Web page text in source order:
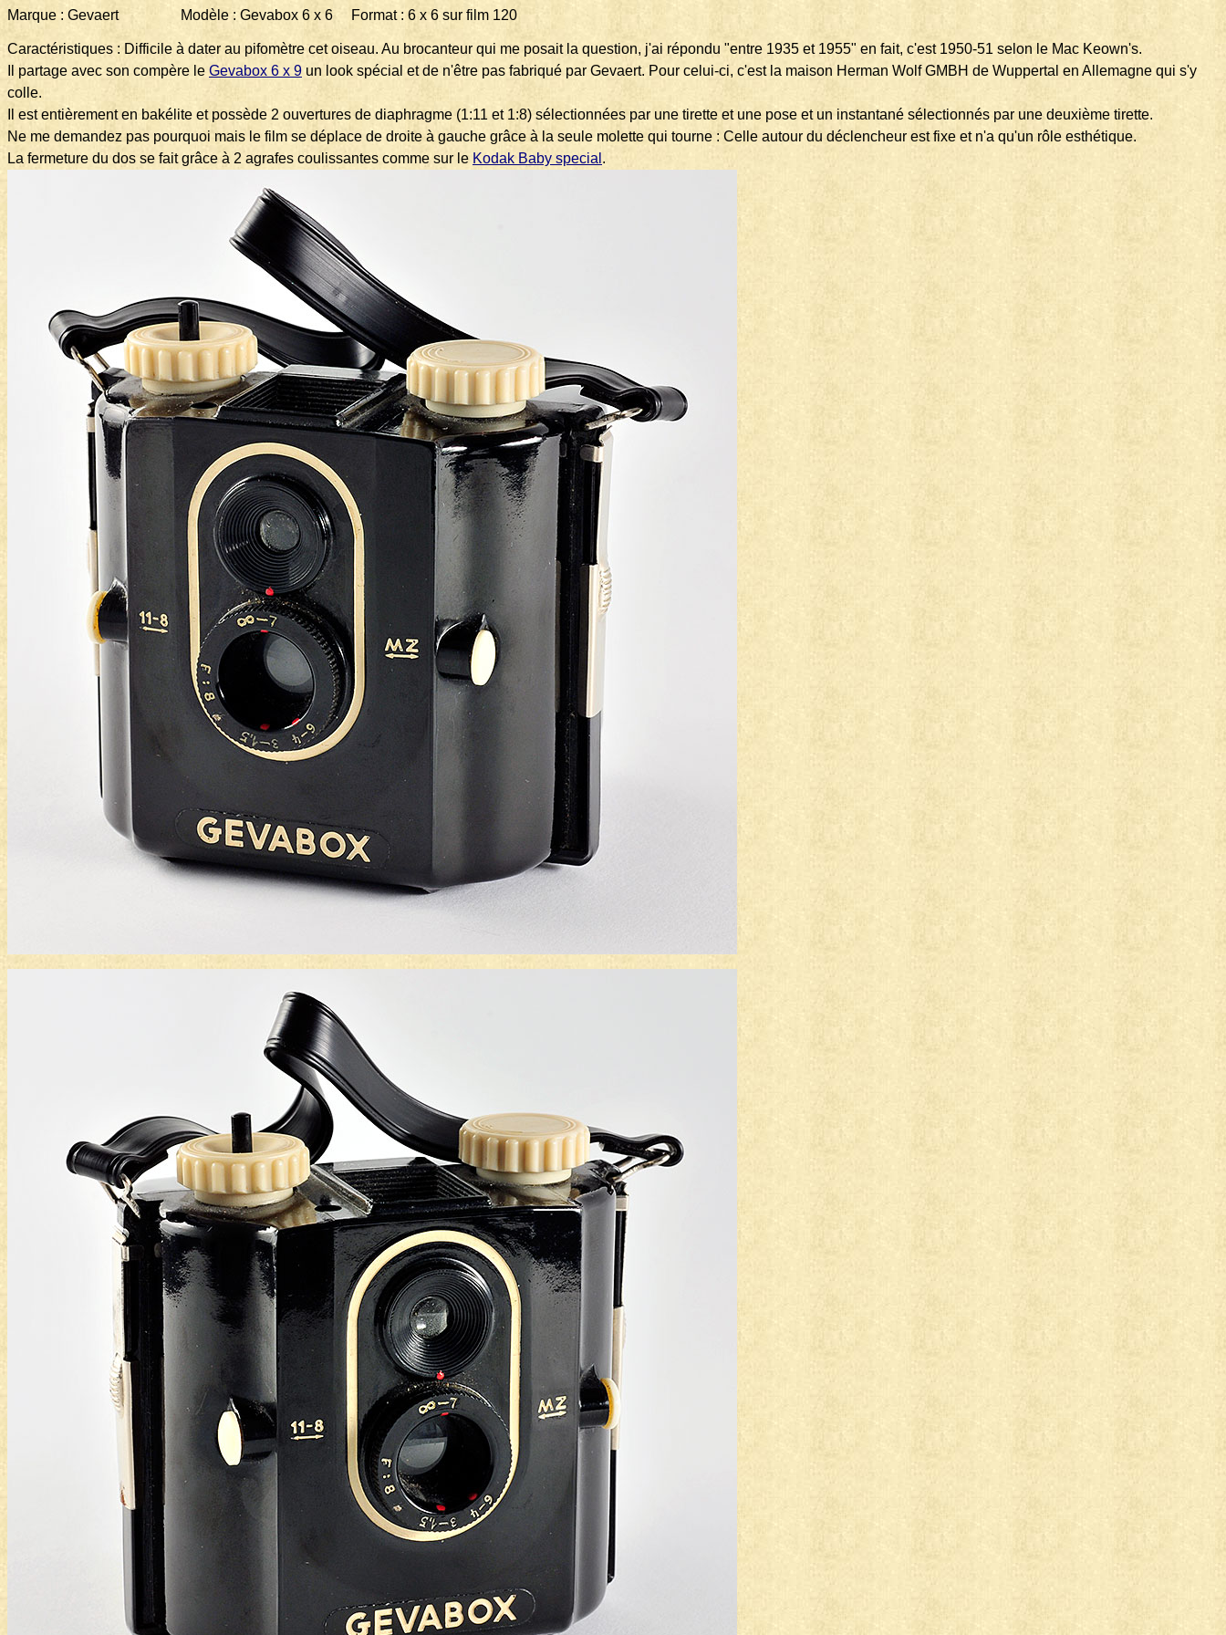
Marque : Gevaert Modèle : Gevabox 6 x 6 Format : 6 x 6 sur film 120
Caractéristiques : Difficile à dater au pifomètre cet oiseau. Au brocanteur qui me posait la question, j'ai répondu "entre 1935 et 1955" en fait, c'est 1950-51 selon le Mac Keown's.
Il partage avec son compère le Gevabox 6 x 9 un look spécial et de n'être pas fabriqué par Gevaert. Pour celui-ci, c'est la maison Herman Wolf GMBH de Wuppertal en Allemagne qui s'y
colle.
Il est entièrement en bakélite et possède 2 ouvertures de diaphragme (1:11 et 1:8) sélectionnées par une tirette et une pose et un instantané sélectionnés par une deuxième tirette.
Ne me demandez pas pourquoi mais le film se déplace de droite à gauche grâce à la seule molette qui tourne : Celle autour du déclencheur est fixe et n'a qu'un rôle esthétique.
La fermeture du dos se fait grâce à 2 agrafes coulissantes comme sur le Kodak Baby special .